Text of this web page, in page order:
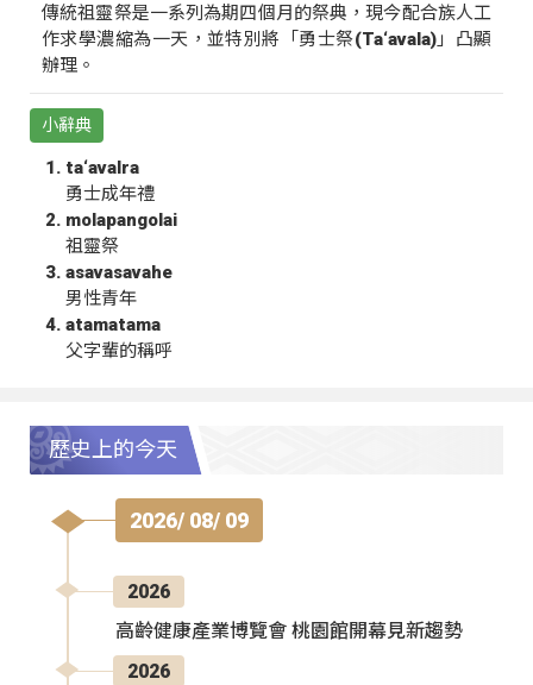
傳統祖靈祭是一系列為期四個月的祭典，現今配合族人工
作求學濃縮為一天，並特別將「勇士祭(Ta‘avala)」凸顯
辦理。
小辭典
ta‘avalra
勇士成年禮
molapangolai
祖靈祭
asavasavahe
男性青年
atamatama
父字輩的稱呼
歷史上的今天
2026/ 08/ 09
2026
高齡健康產業博覽會 桃園館開幕見新趨勢
2026